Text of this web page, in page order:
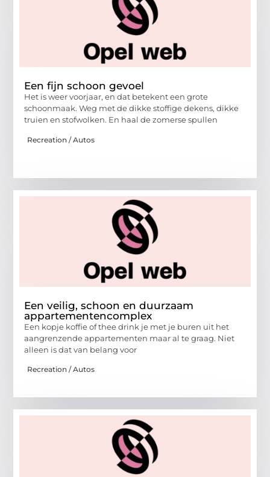
Een fijn schoon gevoel
Het is weer voorjaar, en dat betekent een grote
schoonmaak. Weg met de dikke stoffige dekens, dikke
truien en stofwolken. En haal de zomerse spullen
Recreation / Autos
Een veilig, schoon en duurzaam
appartementencomplex
Een kopje koffie of thee drink je met je buren uit het
aangrenzende appartementen maar al te graag. Niet
alleen is dat van belang voor
Recreation / Autos